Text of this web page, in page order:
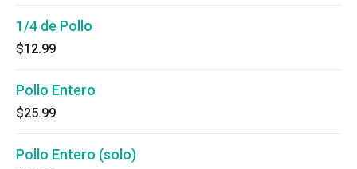
1/4 de Pollo
$12.99
Pollo Entero
$25.99
Pollo Entero (solo)